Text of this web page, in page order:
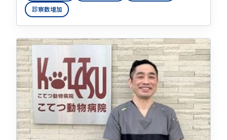
診察数増加